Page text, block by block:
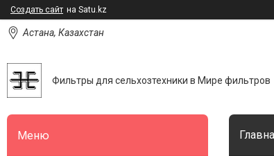
Создать сайт на Satu.kz
Астана, Казахстан
Фильтры для сельхозтехники в Мире фильтров